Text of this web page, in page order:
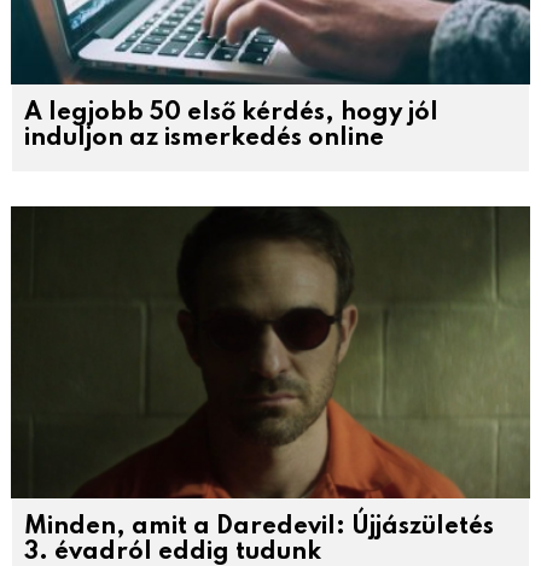
A legjobb 50 első kérdés, hogy jól
induljon az ismerkedés online
Minden, amit a Daredevil: Újjászületés
3. évadról eddig tudunk